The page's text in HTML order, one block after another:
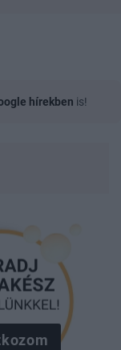
hírekben is!